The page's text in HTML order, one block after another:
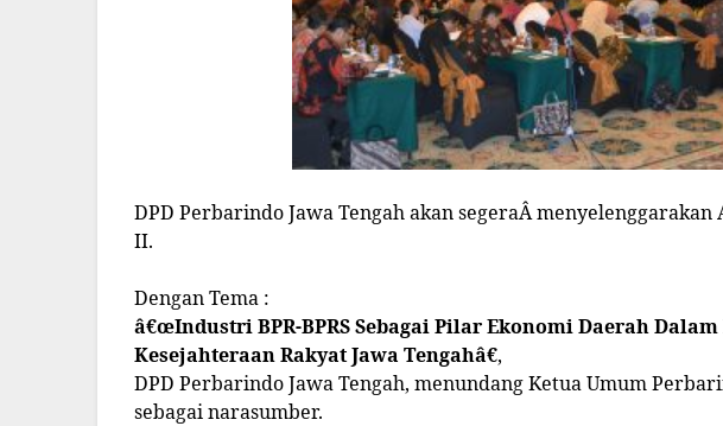
DPD Perbarindo Jawa Tengah akan segeraÂ
II.
Dengan Tema :
â€œIndustri BPR-BPRS Sebagai Pilar Ekonomi Daerah
KesejahteraanRakyat Jawa Tengahâ€,
DPD Perbarindo Jawa Tengah, menundang Ketua Umum
sebagai narasumber.